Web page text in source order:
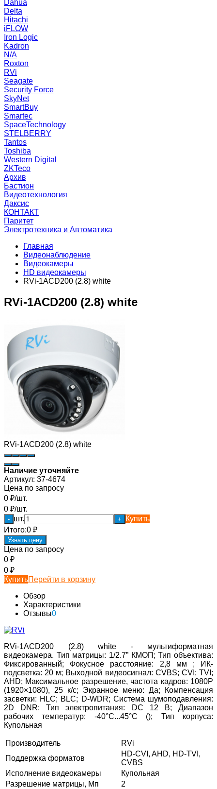
Dahua
Delta
Hitachi
iFLOW
Iron Logic
Kadron
N/A
Roxton
RVi
Seagate
Security Force
SkyNet
SmartBuy
Smartec
SpaceTechnology
STELBERRY
Tantos
Toshiba
Western Digital
ZKTeco
Архив
Бастион
Видеотехнология
Даксис
КОНТАКТ
Паритет
Электротехника и Автоматика
Главная
Видеонаблюдение
Видеокамеры
HD видеокамеры
RVi-1ACD200 (2.8) white
RVi-1ACD200 (2.8) white
RVi-1ACD200 (2.8) white
Наличие уточняйте
Артикул: 37-4674
Цена по запросу
0 ₽/шт.
0 ₽/шт.
- шт. +
Купить
Итого:0 ₽
Узнать цену
Цена по запросу
0 ₽
0 ₽
КупитьПерейти в корзину
Обзор
Характеристики
Отзывы0
RVi-1ACD200 (2.8) white - мультиформатная
видеокамера. Тип матрицы: 1/2.7” КМОП; Тип объектива:
Фиксированный; Фокусное расстояние: 2,8 мм ; ИК-
подсветка: 20 м; Выходной видеосигнал: CVBS; CVI; TVI;
AHD; Максимальное разрешение, частота кадров: 1080P
(1920×1080), 25 к/с; Экранное меню: Да; Компенсация
засветки: HLC; BLC; D-WDR; Система шумоподавления:
2D DNR; Тип электропитания: DC 12 В; Диапазон
рабочих температур: -40°С...45°С (); Тип корпуса:
Купольная
Производитель
RVi
Поддержка форматов
HD-CVI, AHD, HD-TVI,
CVBS
Исполнение видеокамеры
Купольная
Разрешение матрицы, Мп
2